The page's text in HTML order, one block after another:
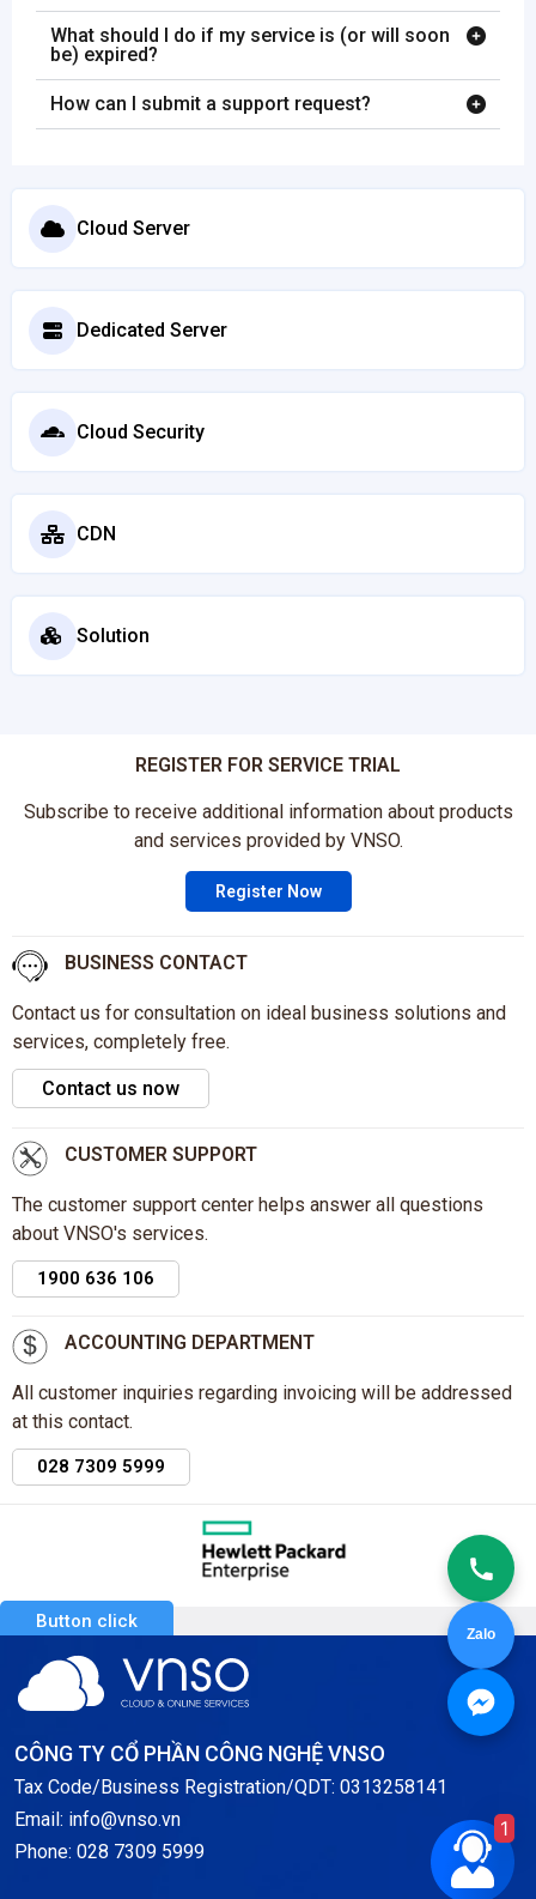
Zalo
What should I do if my service is (or will soon
be) expired?
How can I submit a support request?
Cloud Server
Dedicated Server
Cloud Security
CDN
Solution
REGISTER FOR SERVICE TRIAL
Subscribe to receive additional information about products
and services provided by VNSO.
Register Now
BUSINESS CONTACT
Contact us for consultation on ideal business solutions and
services, completely free.
Contact us now
CUSTOMER SUPPORT
The customer support center helps answer all questions
about VNSO's services.
1900 636 106
ACCOUNTING DEPARTMENT
All customer inquiries regarding invoicing will be addressed
at this contact.
028 7309 5999
Button click
CÔNG TY CỔ PHẦN CÔNG NGHỆ VNSO
Tax Code/Business Registration/QDT: 0313258141
Email: info@vnso.vn
Phone: 028 7309 5999
1